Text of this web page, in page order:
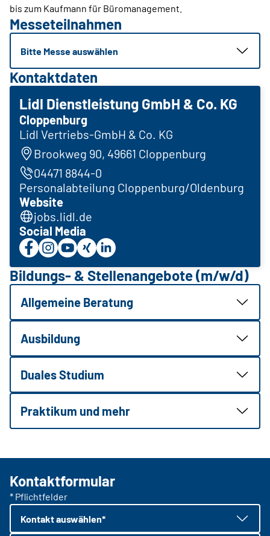
bis zum Kaufmann für Büromanagement.
Messeteilnahmen
Bitte Messe auswählen
Kontaktdaten
Lidl Dienstleistung GmbH & Co. KG
Cloppenburg
Lidl Vertriebs-GmbH & Co. KG
Brookweg 90, 49661 Cloppenburg
04471 8844-0
Personalabteilung Cloppenburg/Oldenburg
Website
jobs.lidl.de
Social Media
Bildungs- & Stellenangebote (m/w/d)
Allgemeine Beratung
Ausbildung
Duales Studium
Praktikum und mehr
Kontaktformular
* Pflichtfelder
Kontakt auswählen*